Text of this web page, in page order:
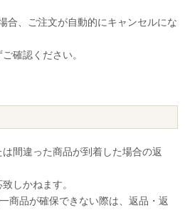
合、ご注文が自動的にキャンセルにな
確認ください。
間違った商品が到着した場合の返
しかねます。
商品が確保できない際は、返品・返